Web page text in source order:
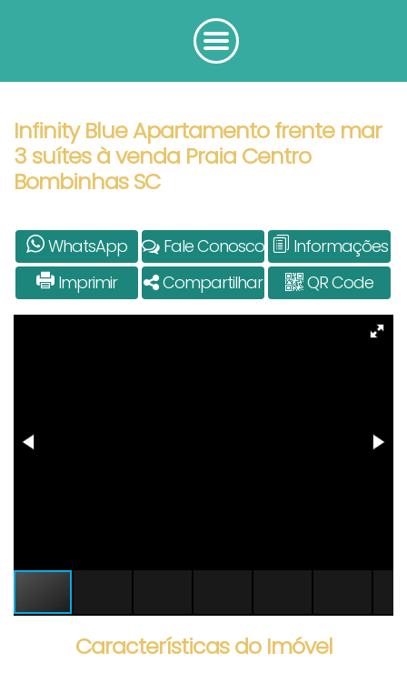
Infinity Blue Apartamento frente mar
3 suítes à venda Praia Centro
Bombinhas SC
WhatsApp Fale Conosco
Informações
Imprimir
Compartilhar QR Code
Características do Imóvel